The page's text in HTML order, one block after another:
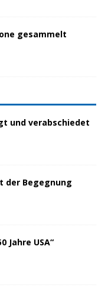
gesammelt
und verabschiedet
der Begegnung
Jahre USA“